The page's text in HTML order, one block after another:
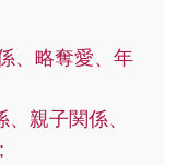
、略奪愛、年
親子関係、